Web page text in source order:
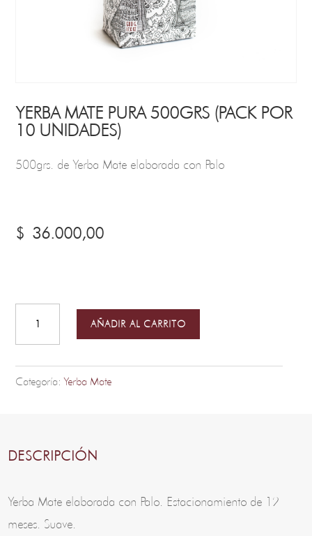
YERBA MATE PURA 500GRS (PACK POR
10 UNIDADES)
500grs. de Yerba Mate elaborada con Palo
$ 36.000,00
Mate
Pura
por
10
AÑADIR AL CARRITO
Categoría: Yerba Mate
DESCRIPCIÓN
Yerba Mate elaborada con Palo. Estacionamiento de 12
meses. Suave.